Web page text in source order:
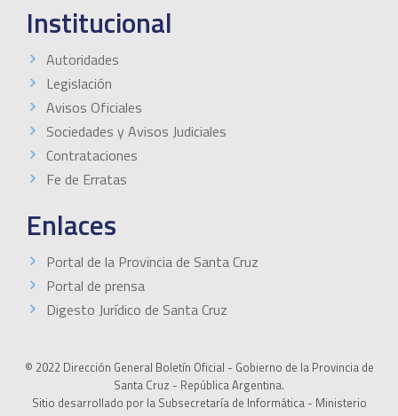
Institucional
Autoridades
Legislación
Avisos Oficiales
Sociedades y Avisos Judiciales
Contrataciones
Fe de Erratas
Enlaces
Portal de la Provincia de Santa Cruz
Portal de prensa
Digesto Jurídico de Santa Cruz
© 2022 Dirección General Boletín Oficial - Gobierno de la Provincia de
Santa Cruz - República Argentina.
Sitio desarrollado por la Subsecretaría de Informática - Ministerio